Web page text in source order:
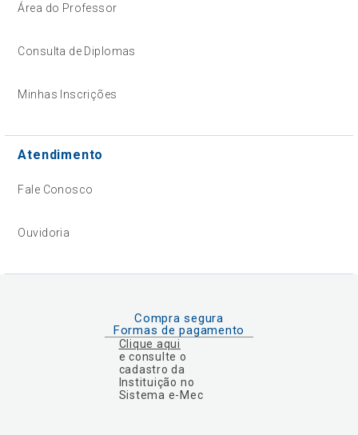
Área do Professor
Consulta de Diplomas
Minhas Inscrições
Atendimento
Fale Conosco
Ouvidoria
Compra segura
Formas de pagamento
Clique aqui
e consulte o
cadastro da
Instituição no
Sistema e-Mec